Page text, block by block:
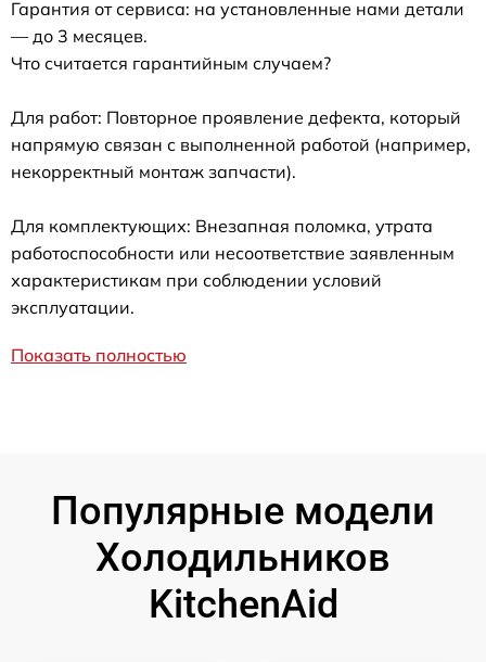
Гарантия от сервиса: на установленные нами детали
— до 3 месяцев.
Что считается гарантийным случаем?
Для работ: Повторное проявление дефекта, который
напрямую связан с выполненной работой (например,
некорректный монтаж запчасти).
Для комплектующих: Внезапная поломка, утрата
работоспособности или несоответствие заявленным
характеристикам при соблюдении условий
эксплуатации.
Показать полностью
Популярные модели
Холодильников
KitchenAid